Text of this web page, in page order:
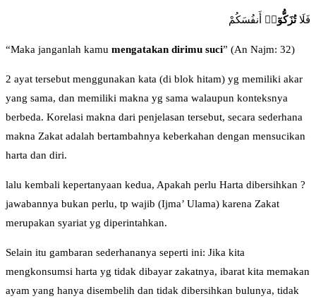
فَلَاتُزَكُّوٓا۟ أَنفُسَكُمْ
“Maka janganlah kamu mengatakan dirimu suci” (An Najm: 32)
2 ayat tersebut menggunakan kata (di blok hitam) yg memiliki akar
yang sama, dan memiliki makna yg sama walaupun konteksnya
berbeda. Korelasi makna dari penjelasan tersebut, secara sederhana
makna Zakat adalah bertambahnya keberkahan dengan mensucikan
harta dan diri.
lalu kembali kepertanyaan kedua, Apakah perlu Harta dibersihkan ?
jawabannya bukan perlu, tp wajib (Ijma’ Ulama) karena Zakat
merupakan syariat yg diperintahkan.
Selain itu gambaran sederhananya seperti ini: Jika kita
mengkonsumsi harta yg tidak dibayar zakatnya, ibarat kita memakan
ayam yang hanya disembelih dan tidak dibersihkan bulunya, tidak